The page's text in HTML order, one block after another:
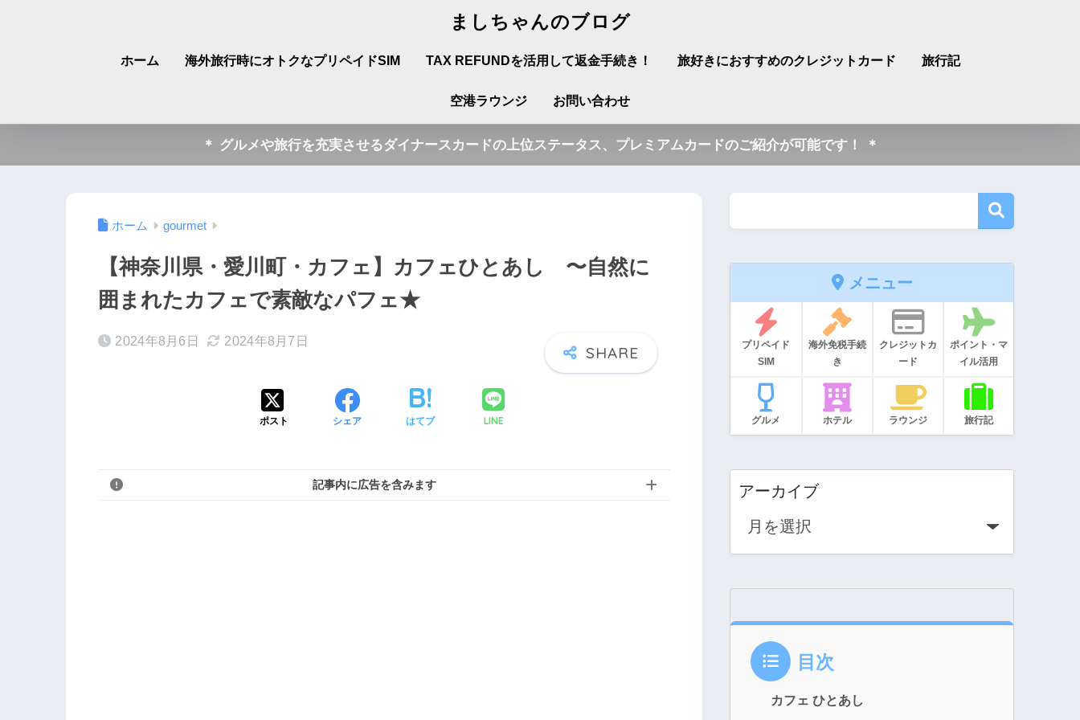
ましちゃんのブログ
ホーム 海外旅行時にオトクなプリペイドSIM TAX REFUNDを活用して返金手続き！ 旅好きにおすすめのクレジットカード 旅行記
空港ラウンジ お問い合わせ
＊ グルメや旅行を充実させるダイナースカードの上位ステータス、プレミアムカードのご紹介が可能です！ ＊
ホーム gourmet
【神奈川県・愛川町・カフェ】カフェひとあし 〜自然に
囲まれたカフェで素敵なパフェ★
2024年8月6日 2024年8月7日
ポスト シェア はてブ LINE
記事内に広告を含みます
メニュー
プリペイド
SIM
海外免税手続
き
クレジットカ
ード
ポイント・マ
イル活用
グルメ ホテル ラウンジ 旅行記
アーカイブ
目次
カフェ ひとあし